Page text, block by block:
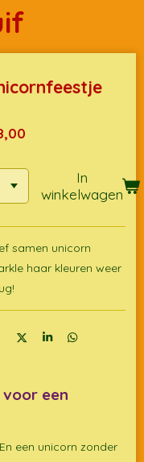
In
winkelwagen
samen unicorn
haar kleuren weer
D
S
D
een
een unicorn zonder